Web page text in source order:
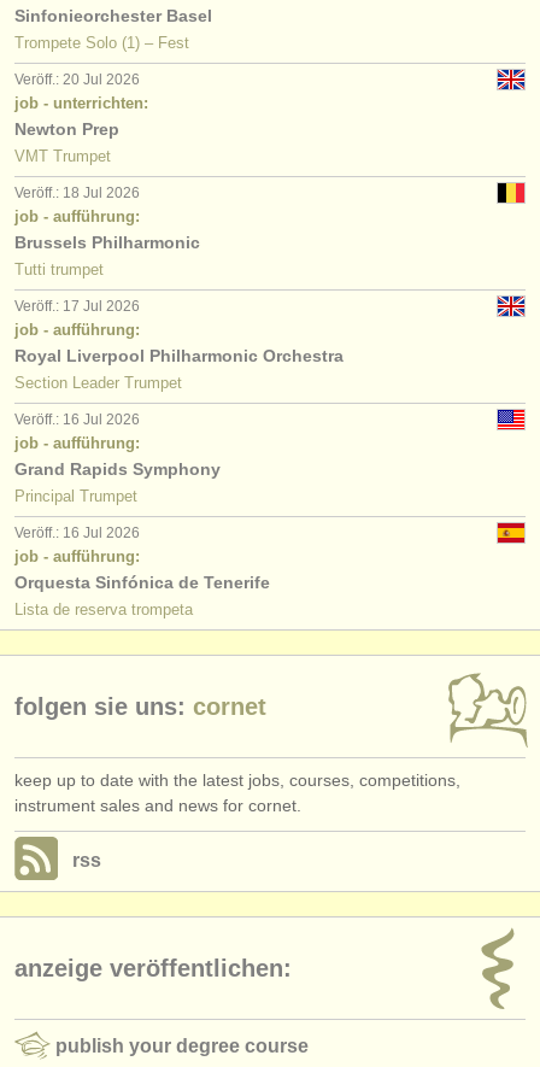
Sinfonieorchester Basel
Trompete Solo (1) – Fest
Veröff.: 20 Jul 2026
job - unterrichten:
Newton Prep
VMT Trumpet
Veröff.: 18 Jul 2026
job - aufführung:
Brussels Philharmonic
Tutti trumpet
Veröff.: 17 Jul 2026
job - aufführung:
Royal Liverpool Philharmonic Orchestra
Section Leader Trumpet
Veröff.: 16 Jul 2026
job - aufführung:
Grand Rapids Symphony
Principal Trumpet
Veröff.: 16 Jul 2026
job - aufführung:
Orquesta Sinfónica de Tenerife
Lista de reserva trompeta
folgen sie uns: cornet
keep up to date with the latest jobs, courses, competitions,
instrument sales and news for cornet.
rss
anzeige veröffentlichen:
publish your degree course